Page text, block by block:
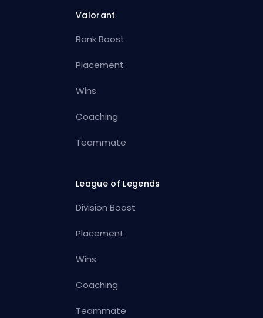
Valorant
Rank Boost
Placement
Wins
Coaching
Teammate
League of Legends
Division Boost
Placement
Wins
Coaching
Teammate